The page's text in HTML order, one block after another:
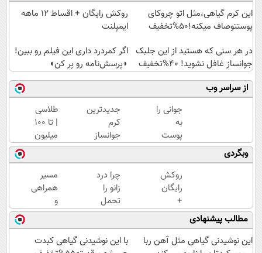
این کرم گیاهی،مثل اتو چروکای
پوستتوصاف میکنه!50%تخفیف
روکش رایگان + اقساط ۱۲ ماهه
ایمپلنت
در هر سنی که هستید از این جلبک
جوانساز غافل نشوید! 40%تخفیف
اگر کمردرد داری این فیلم رو ببین!
◗پرسش‌نامه رو پر کن◖
از سراسر وب
جوانی را
به
پوست
خود
هدیه
دهید...
جدیدترین
کرم
جوانساز
حاوی
جلبک
اسپیرولینا!
( لینک
خرید با
تخفیف
ویژه)
طلاسی
| تا 100
میلیون
وام
آنی
خرید
طلا💰
ثبت
نام
کن!
وبگردی
روکش
رایگان
+
اقساط
۱۲
ماهه
چرا درد
زانو را
تحمل
می‌کنی؟
خیلی
ساده
مسیر
همراهی
و
گزارش
عملکرد
گروه
مطالب پیشنهادی
این نوشیدنی گیاهی مثل آهن ربا
با این نوشیدنی گیاهی کبدت